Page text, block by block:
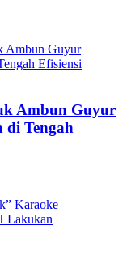
Ambun Guyur
di Tengah